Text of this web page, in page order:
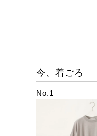
今、着ごろ
No.1